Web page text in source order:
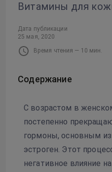
Витамины для
Дата публикации
25 мая, 2020
Время чтения — 10 мин.
Содержание
С возрастом в
постепенно
гормоны, основным из
эстроген. Этот
негативное влияние